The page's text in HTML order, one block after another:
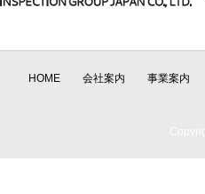
HOME 会社案内 事業案内